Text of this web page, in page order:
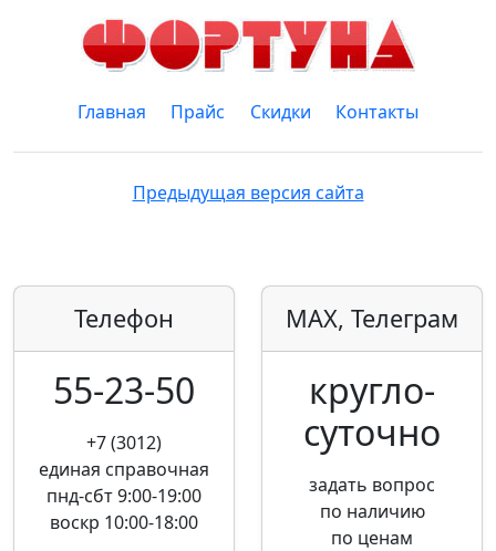
Главная Прайс Скидки Контакты
Предыдущая версия сайта
Телефон
55-23-50
+7 (3012)
единая справочная
пнд-сбт 9:00-19:00
воскр 10:00-18:00
MAX, Телеграм
кругло­
суточно
задать вопрос
по наличию
по ценам